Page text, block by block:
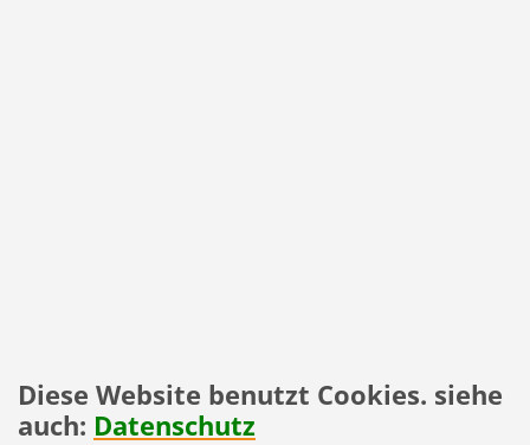
Diese Website benutzt Cookies. siehe
auch: Datenschutz